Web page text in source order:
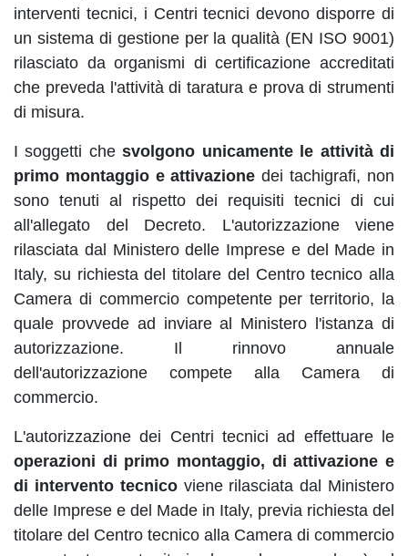
interventi tecnici, i Centri tecnici devono disporre di
un sistema di gestione per la qualità (EN ISO 9001)
rilasciato da organismi di certificazione accreditati
che preveda l'attività di taratura e prova di strumenti
di misura.
I soggetti chesvolgono unicamente le attività di
primo montaggio e attivazione dei tachigrafi, non
sono tenuti al rispetto dei requisiti tecnici di cui
all'allegato del Decreto. L'autorizzazione viene
rilasciata dal Ministero delle Imprese e del Made in
Italy, su richiesta del titolare del Centro tecnico alla
Camera di commercio competente per territorio, la
quale provvede ad inviare al Ministero l'istanza di
autorizzazione. Il rinnovo annuale
dell'autorizzazione compete alla Camera di
commercio.
L'autorizzazione dei Centri tecnici ad effettuare le
operazioni di primo montaggio, di attivazione e
di intervento tecnicoviene rilasciata dal Ministero
delle Imprese e del Made in Italy, previa richiesta del
titolare del Centro tecnico alla Camera di commercio